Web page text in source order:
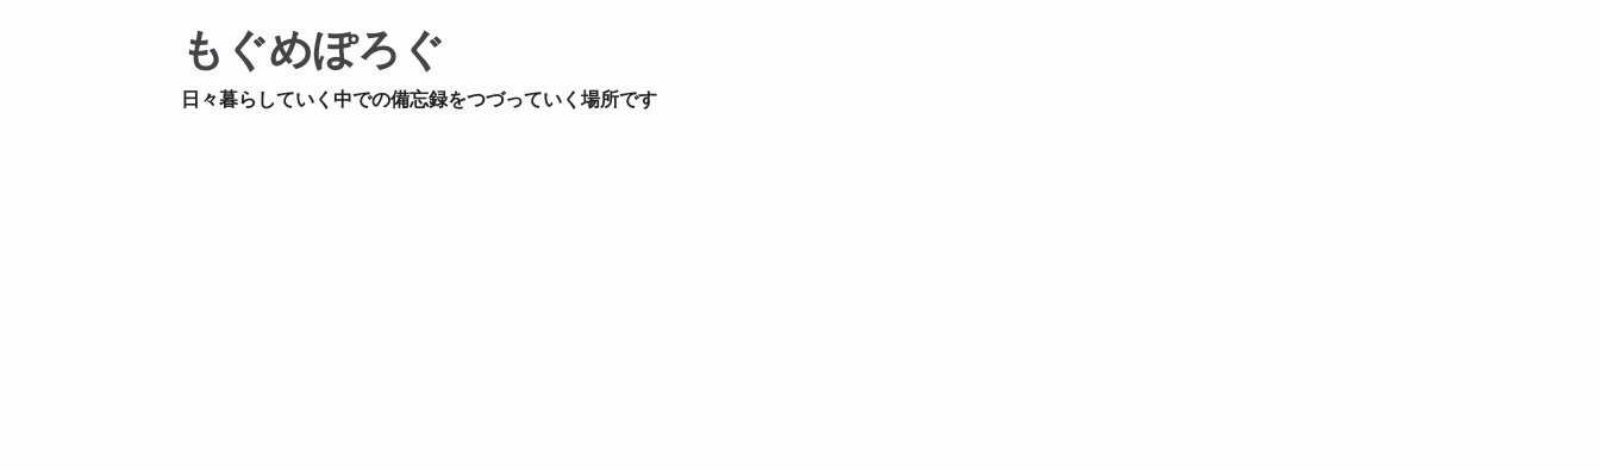
もぐめぽろぐ
日々暮らしていく中での備忘録をつづっていく場所です